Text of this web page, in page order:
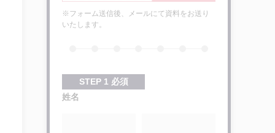
※フォーム送信後、メールにて資料をお送り
いたします。
STEP 1 必須
姓名